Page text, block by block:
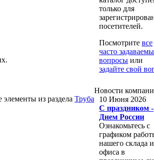
из раздела Труба
только для
посетителей.
Посмотрите все
часто
вопросы или
задайте свой
Новости
10 Июня 2026
С праздником -
Днем России
Ознакомьтесь с
графиком
нашего склада и
офиса в